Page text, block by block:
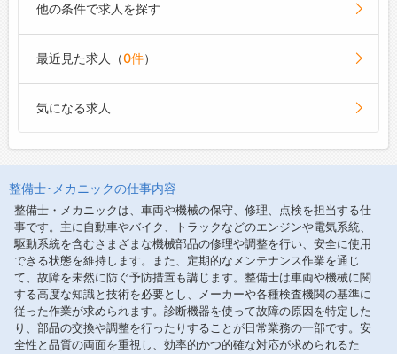
他の条件で求人を探す
最近見た求人（0件）
気になる求人
整備士･メカニックの仕事内容
整備士・メカニックは、車両や機械の保守、修理、点検を担当する仕
事です。主に自動車やバイク、トラックなどのエンジンや電気系統、
駆動系統を含むさまざまな機械部品の修理や調整を行い、安全に使用
できる状態を維持します。また、定期的なメンテナンス作業を通じ
て、故障を未然に防ぐ予防措置も講じます。整備士は車両や機械に関
する高度な知識と技術を必要とし、メーカーや各種検査機関の基準に
従った作業が求められます。診断機器を使って故障の原因を特定した
り、部品の交換や調整を行ったりすることが日常業務の一部です。安
全性と品質の両面を重視し、効率的かつ的確な対応が求められるた